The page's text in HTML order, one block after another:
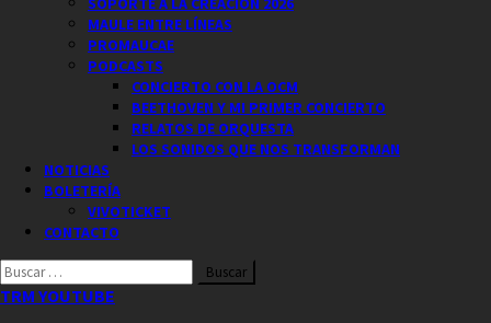
MAULE ENTRE LÍNEAS
PROMAUCAE
PODCASTS
CONCIERTO CON LA OCM
BEETHOVEN Y MI PRIMER CONCIERTO
RELATOS DE ORQUESTA
LOS SONIDOS QUE NOS TRANSFORMAN
NOTICIAS
BOLETERÍA
VIVOTICKET
CONTACTO
Buscar
por:
TRM YOUTUBE